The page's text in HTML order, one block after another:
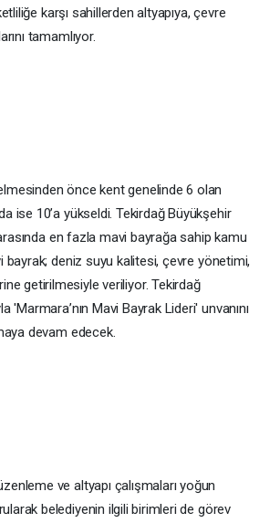
karşı sahillerden altyapıya, çevre
tamamlıyor.
önce kent genelinde 6 olan
ise 10’a yükseldi. Tekirdağ Büyükşehir
en fazla mavi bayrağa sahip kamu
bayrak; deniz suyu kalitesi, çevre yönetimi,
getirilmesiyle veriliyor. Tekirdağ
Mavi Bayrak Lideri' unvanını
devam edecek.
ve altyapı çalışmaları yoğun
belediyenin ilgili birimleri de görev